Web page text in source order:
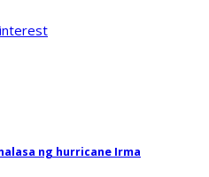
ng hurricane Irma